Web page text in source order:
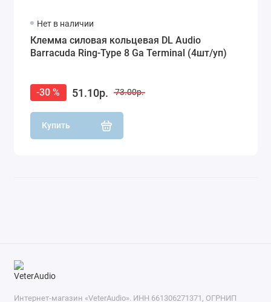
Нет в наличии
Клемма силовая кольцевая DL Audio
Barracuda Ring-Type 8 Ga Terminal (4шт/уп)
-30 % 51.10р. 73.00р.
Купить
Интернет-магазин «VeterAudio». ИНН 661306271371, ОГРНИП